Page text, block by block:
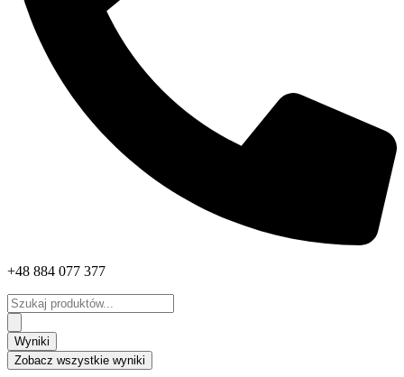
+48 884 077 377
Search
...
Wyniki
Zobacz wszystkie wyniki